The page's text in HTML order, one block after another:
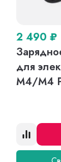
2 490 ₽
для
M4/M4